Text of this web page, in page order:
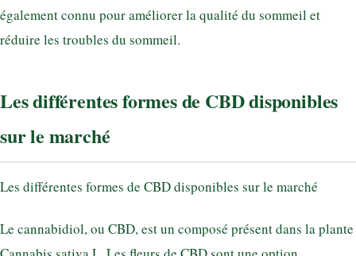
également connu pour améliorer la qualité du sommeil et
réduire les troubles du sommeil.
Les différentes formes de CBD disponibles
sur le marché
Les différentes formes de CBD disponibles sur le marché
Le cannabidiol, ou CBD, est un composé présent dans la plante